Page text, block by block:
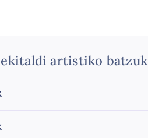
artistiko batzuk